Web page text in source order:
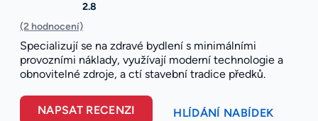
2.8
(2 hodnocení)
Specializují se na zdravé bydlení s minimálními
provozními náklady, využívají moderní technologie a
obnovitelné zdroje, a ctí stavební tradice předků.
NAPSAT RECENZI HLÍDÁNÍ NABÍDEK